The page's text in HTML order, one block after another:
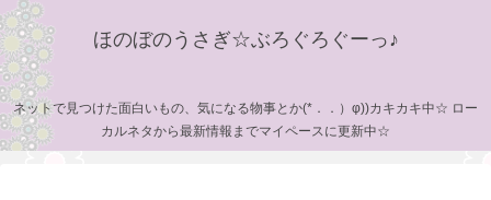
ほのぼのうさぎ☆ぶろぐろぐーっ♪
ネットで見つけた面白いもの、気になる物事とか(*．．）φ))カキカキ中☆ ロー
カルネタから最新情報までマイペースに更新中☆